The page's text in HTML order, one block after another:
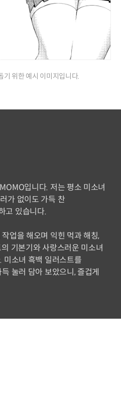
기 위한 예시 이미지입니다.
입니다. 저는 평소 미소녀
가 없이도 가득 찬
고 있습니다.
업을 해오며 익힌 먹과 해칭,
기본기와 사랑스러운 미소녀
미소녀 흑백 일러스트를
눌러 담아 보았으니, 즐겁게